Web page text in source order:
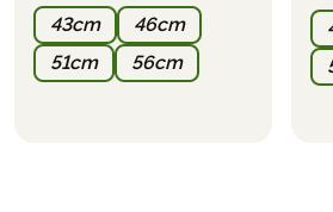
hvad turen koster inkl. de tilvalg,
PARKERING
Det er muligt at parkere ved
43cm
46cm
51cm
56cm